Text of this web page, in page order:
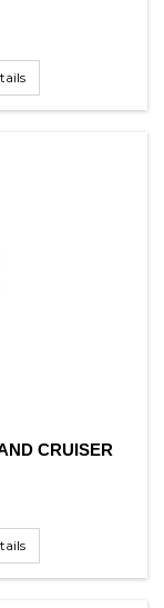
CRUISER